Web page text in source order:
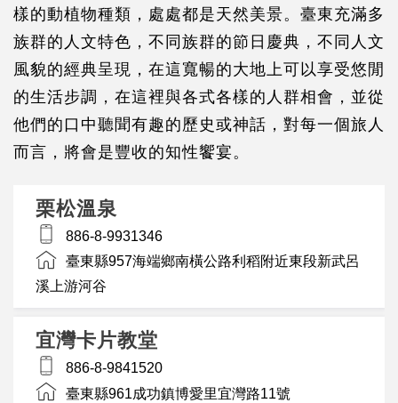
樣的動植物種類，處處都是天然美景。臺東充滿多
族群的人文特色，不同族群的節日慶典，不同人文
風貌的經典呈現，在這寬暢的大地上可以享受悠閒
的生活步調，在這裡與各式各樣的人群相會，並從
他們的口中聽聞有趣的歷史或神話，對每一個旅人
而言，將會是豐收的知性饗宴。
栗松溫泉
886-8-9931346
臺東縣957海端鄉南橫公路利稻附近東段新武呂
溪上游河谷
宜灣卡片教堂
886-8-9841520
臺東縣961成功鎮博愛里宜灣路11號